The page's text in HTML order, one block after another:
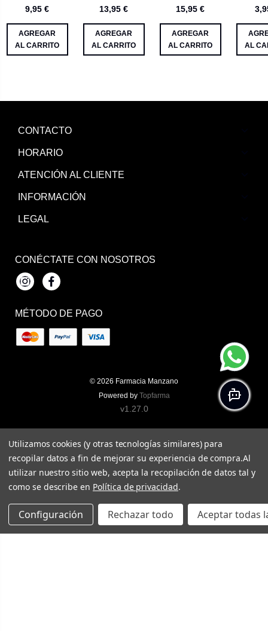
9,95 €
AGREGAR
AL CARRITO
13,95 €
AGREGAR
AL CARRITO
15,95 €
AGREGAR
AL CARRITO
AL
CONTACTO
HORARIO
ATENCIÓN AL CLIENTE
INFORMACIÓN
LEGAL
CONÉCTATE CON NOSOTROS
InstagramFacebook
MÉTODO DE PAGO
© 2026 Farmacia Manzano
Powered by Topfarma
v1.27.0
Utilizamos cookies (y otras tecnologías similares) para
recopilar datos a fin de mejorar su experiencia de compra.Al
utilizar nuestro sitio web, acepta la recopilación de datos tal y
como se describe en Política de privacidad.
Configuración Rechazar todo Aceptar todas